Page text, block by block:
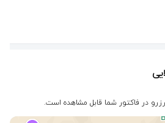
در فاکتور شما قابل مشاهده است.